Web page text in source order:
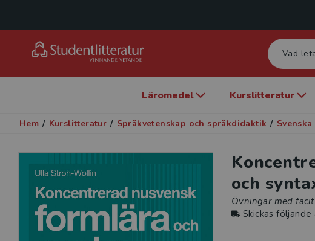
Läromedel Kurslitteratur
Hem / Kurslitteratur / Språkvetenskap och språkdidaktik /
och
Övningar med facit
Skickas